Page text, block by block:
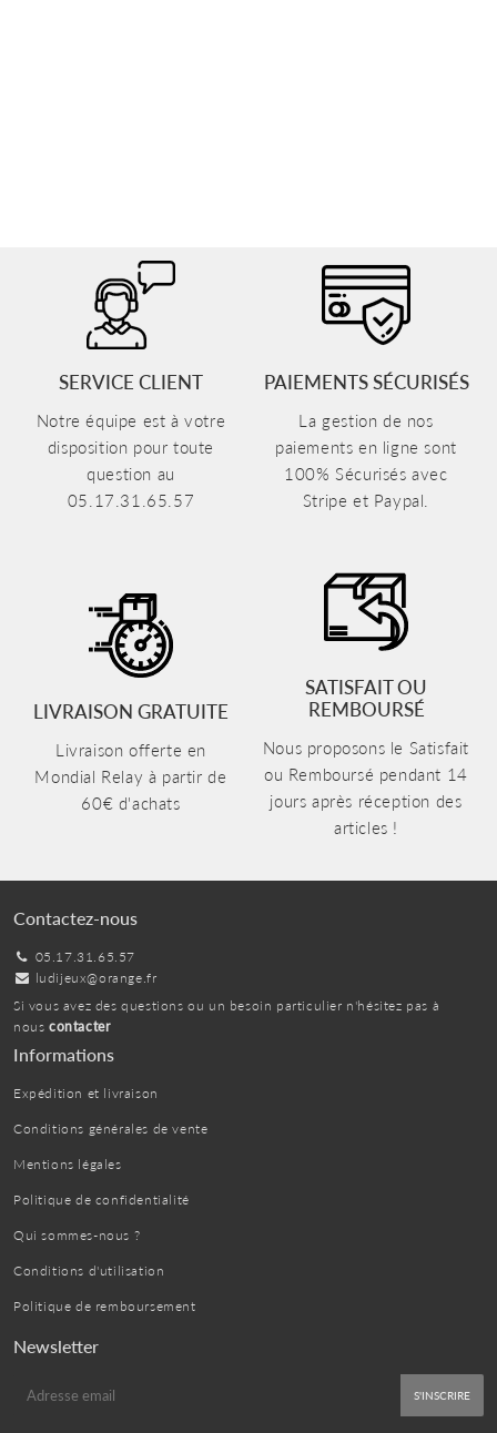
SERVICE CLIENT
Notre équipe est à votre
disposition pour toute
question au
05.17.31.65.57
PAIEMENTS SÉCURISÉS
La gestion de nos
paiements en ligne sont
100% Sécurisés avec
Stripe et Paypal.
LIVRAISON GRATUITE
Livraison offerte en
Mondial Relay à partir de
60€ d'achats
SATISFAIT OU
REMBOURSÉ
Nous proposons le Satisfait
ou Remboursé pendant 14
jours après réception des
articles !
Contactez-nous
05.17.31.65.57
ludijeux@orange.fr
Si vous avez des questions ou un besoin particulier n'hésitez pas à
nous contacter
Informations
Expédition et livraison
Conditions générales de vente
Mentions légales
Politique de confidentialité
Qui sommes-nous ?
Conditions d'utilisation
Politique de remboursement
Newsletter
mail
S'INSCRIRE